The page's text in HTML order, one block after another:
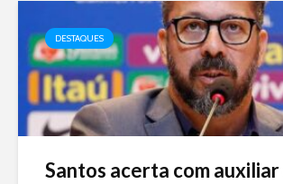
DESTAQUES
Santos acerta com